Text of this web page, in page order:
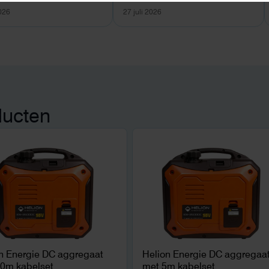
27 juli 2026
Energie DC aggregaat
kabelset
Helion Energie DC aggregaat
met 5m kabelset